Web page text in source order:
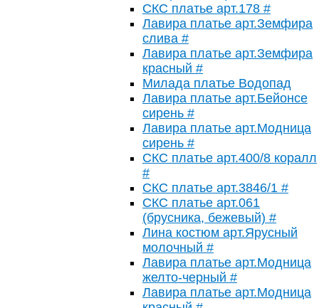
СКС платье арт.178 #
Лавира платье арт.Земфира
слива #
Лавира платье арт.Земфира
красный #
Милада платье Водопад
Лавира платье арт.Бейонсе
сирень #
Лавира платье арт.Модница
сирень #
СКС платье арт.400/8 коралл
#
СКС платье арт.3846/1 #
СКС платье арт.061
(брусника, бежевый) #
Лина костюм арт.Ярусный
молочный #
Лавира платье арт.Модница
желто-черный #
Лавира платье арт.Модница